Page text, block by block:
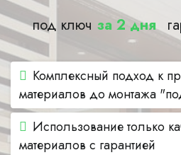
под ключ за 2 дня
Комплексный подход к
материалов до монтажа
Использование только
материалов с гарантией